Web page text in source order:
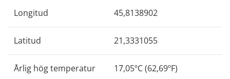
Longitud 45,8138902
Latitud 21,3331055
Årlig hög temperatur 17,05ºC (62,69ºF)